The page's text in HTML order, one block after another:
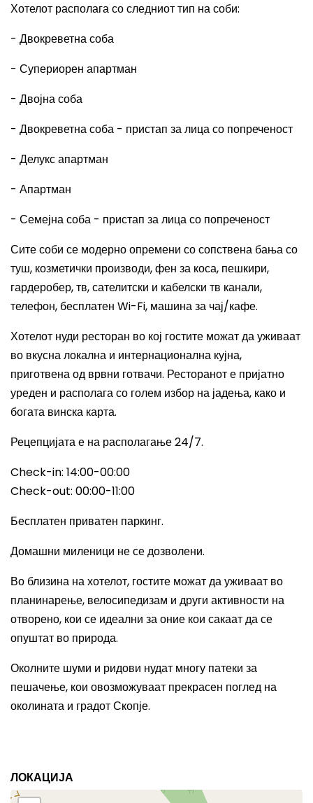
Хотелот располага со следниот тип на соби:
- Двокреветна соба
- Супериорен апартман
- Двојна соба
- Двокреветна соба - пристап за лица со попреченост
- Делукс апартман
- Апартман
- Семејна соба - пристап за лица со попреченост
Сите соби се модерно опремени со сопствена бања со
туш, козметички производи, фен за коса, пешкири,
гардеробер, тв, сателитски и кабелски тв канали,
телефон, бесплатен Wi-Fi, машина за чај/кафе.
Хотелот нуди ресторан во кој гостите можат да уживаат
во вкусна локална и интернационална кујна,
приготвена од врвни готвачи. Ресторанот е пријатно
уреден и располага со голем избор на јадења, како и
богата винска карта.
Рецепцијата е на располагање 24/7.
Check-in: 14:00-00:00
Check-out: 00:00-11:00
Бесплатен приватен паркинг.
Домашни миленици не се дозволени.
Во близина на хотелот, гостите можат да уживаат во
планинарење, велосипедизам и други активности на
отворено, кои се идеални за оние кои сакаат да се
опуштат во природа.
Околните шуми и ридови нудат многу патеки за
пешачење, кои овозможуваат прекрасен поглед на
околината и градот Скопје.
ЛОКАЦИЈА